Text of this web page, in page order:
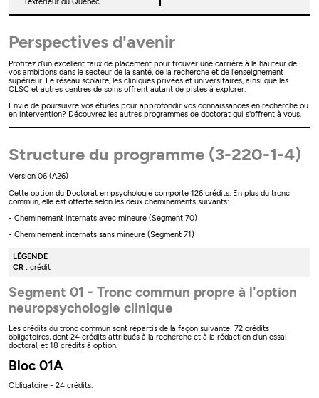
Perspectives d'avenir
Profitez d’un excellent taux de placement pour trouver une carrière à la hauteur de
vos ambitions dans le secteur de la santé, de la recherche et de l’enseignement
supérieur. Le réseau scolaire, les cliniques privées et universitaires, ainsi que les
CLSC et autres centres de soins offrent autant de pistes à explorer.
Envie de poursuivre vos études pour approfondir vos connaissances en recherche ou
en intervention? Découvrez les autres programmes de doctorat qui s'offrent à vous.
Structure du programme (3-220-1-4)
Version 06 (A26)
Cette option du Doctorat en psychologie comporte 126 crédits. En plus du tronc
commun, elle est offerte selon les deux cheminements suivants:
- Cheminement internats avec mineure (Segment 70)
- Cheminement internats sans mineure (Segment 71)
LÉGENDE
CR : crédit
Segment 01 - Tronc commun propre à l'option
neuropsychologie clinique
Les crédits du tronc commun sont répartis de la façon suivante: 72 crédits
obligatoires, dont 24 crédits attribués à la recherche et à la rédaction d'un essai
doctoral, et 18 crédits à option.
Bloc 01A
Obligatoire - 24 crédits.